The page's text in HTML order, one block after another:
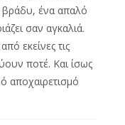
ένα απαλό
σαν αγκαλιά.
εκείνες τις
ποτέ. Και ίσως
αποχαιρετισμό